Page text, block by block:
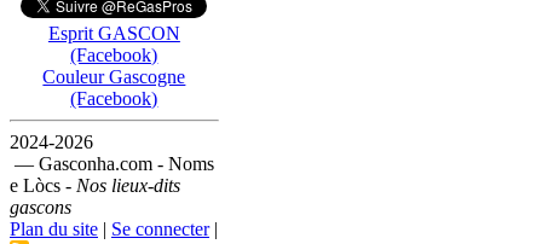
Esprit GASCON
(Facebook)
Couleur Gascogne
(Facebook)
2024-2026
— Gasconha.com - Noms
e Lòcs - Nos lieux-dits
gascons
Plan du site | Se connecter|